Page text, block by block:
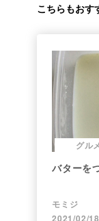
こちらもおす
グルメ
バターを
モミジ
2021/02/18